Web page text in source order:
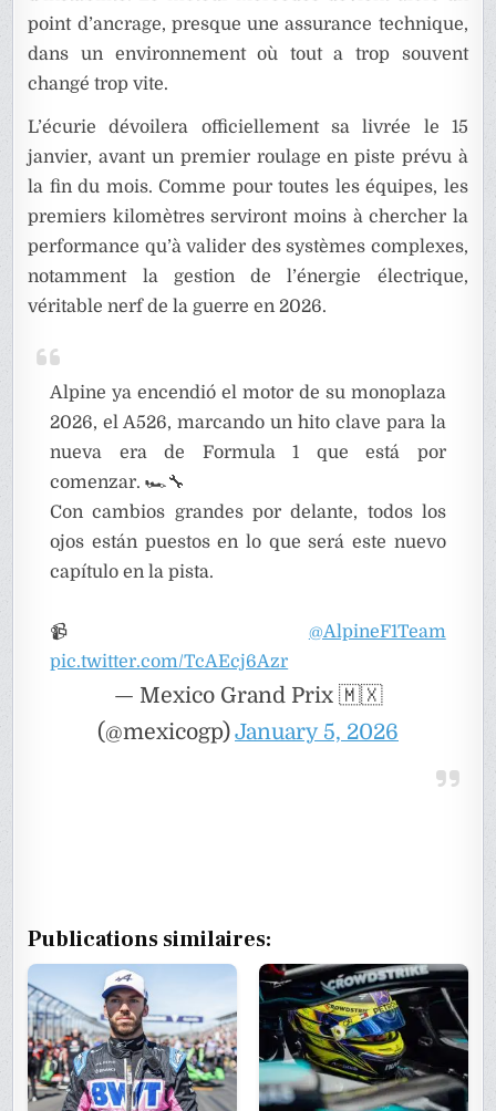
point d’ancrage, presque une assurance technique,
dans un environnement où tout a trop souvent
changé trop vite.
L’écurie dévoilera officiellement sa livrée le 15
janvier, avant un premier roulage en piste prévu à
la fin du mois. Comme pour toutes les équipes, les
premiers kilomètres serviront moins à chercher la
performance qu’à valider des systèmes complexes,
notamment la gestion de l’énergie électrique,
véritable nerf de la guerre en 2026.
Alpine ya encendió el motor de su monoplaza
2026, el A526, marcando un hito clave para la
nueva era de Formula 1 que está por
comenzar. 🏎️🔧
Con cambios grandes por delante, todos los
ojos están puestos en lo que será este nuevo
capítulo en la pista.
📹 @AlpineF1Team
pic.twitter.com/TcAEcj6Azr
— Mexico Grand Prix 🇲🇽
(@mexicogp)January 5, 2026
Publications similaires: